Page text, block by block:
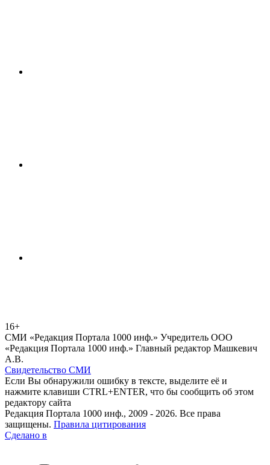
16+
СМИ «Редакция Портала 1000 инф.» Учредитель ООО
«Редакция Портала 1000 инф.» Главный редактор Машкевич
А.В.
Свидетельство СМИ
Если Вы обнаружили ошибку в тексте, выделите её и
нажмите клавиши CTRL+ENTER, что бы сообщить об этом
редактору сайта
Редакция Портала 1000 инф., 2009 - 2026. Все права
защищены. Правила цитирования
Сделано в